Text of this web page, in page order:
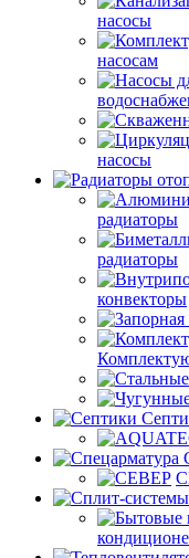
насосы
насосам
насосы
радиаторы
радиаторы
конвекторы